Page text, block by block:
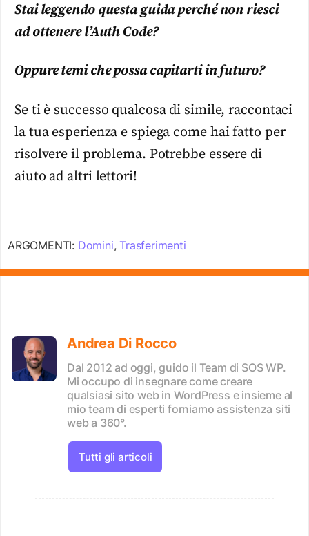
Stai leggendo questa guida perché non riesci
ad ottenere l’Auth Code?
Oppure temi che possa capitarti in futuro?
Se ti è successo qualcosa di simile, raccontaci
la tua esperienza e spiega come hai fatto per
risolvere il problema. Potrebbe essere di
aiuto ad altri lettori!
ARGOMENTI: Domini, Trasferimenti
Andrea Di Rocco
Dal 2012 ad oggi, guido il Team di SOS WP.
Mi occupo di insegnare come creare
qualsiasi sito web in WordPress e insieme al
mio team di esperti forniamo assistenza siti
web a 360°.
Tutti gli articoli